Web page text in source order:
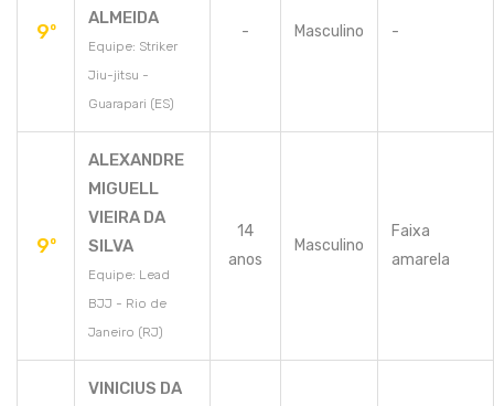
9º
ALMEIDA
Equipe: Striker
Jiu-jitsu -
Guarapari (ES)
- Masculino -
9º
ALEXANDRE
MIGUELL
VIEIRA DA
SILVA
Equipe: Lead
BJJ - Rio de
Janeiro (RJ)
14
anos
Masculino
Faixa
amarela
VINICIUS DA